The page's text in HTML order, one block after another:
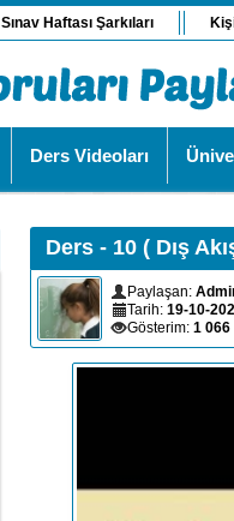
Sınav Haftası Şarkıları
Ders Videoları
Ders - 10 ( Dış
Paylaşan:
Tarih: 19-10-
Gösterim: 1 066